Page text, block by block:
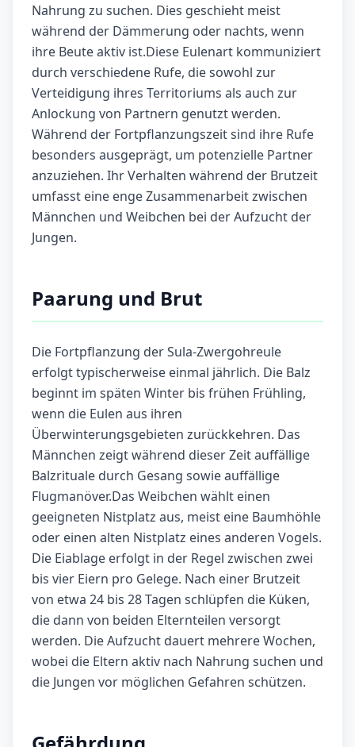
Nahrung zu suchen. Dies geschieht meist
während der Dämmerung oder nachts, wenn
ihre Beute aktiv ist.Diese Eulenart kommuniziert
durch verschiedene Rufe, die sowohl zur
Verteidigung ihres Territoriums als auch zur
Anlockung von Partnern genutzt werden.
Während der Fortpflanzungszeit sind ihre Rufe
besonders ausgeprägt, um potenzielle Partner
anzuziehen. Ihr Verhalten während der Brutzeit
umfasst eine enge Zusammenarbeit zwischen
Männchen und Weibchen bei der Aufzucht der
Jungen.
Paarung und Brut
Die Fortpflanzung der Sula-Zwergohreule
erfolgt typischerweise einmal jährlich. Die Balz
beginnt im späten Winter bis frühen Frühling,
wenn die Eulen aus ihren
Überwinterungsgebieten zurückkehren. Das
Männchen zeigt während dieser Zeit auffällige
Balzrituale durch Gesang sowie auffällige
Flugmanöver.Das Weibchen wählt einen
geeigneten Nistplatz aus, meist eine Baumhöhle
oder einen alten Nistplatz eines anderen Vogels.
Die Eiablage erfolgt in der Regel zwischen zwei
bis vier Eiern pro Gelege. Nach einer Brutzeit
von etwa 24 bis 28 Tagen schlüpfen die Küken,
die dann von beiden Elternteilen versorgt
werden. Die Aufzucht dauert mehrere Wochen,
wobei die Eltern aktiv nach Nahrung suchen und
die Jungen vor möglichen Gefahren schützen.